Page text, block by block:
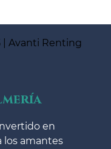
en
los amantes